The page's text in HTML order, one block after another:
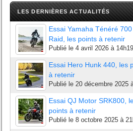
LES DERNIÈRES ACTUALITÉS
Essai Yamaha Ténéré
Raid, les points à retenir
Publié le 4 avril 2026 à 14h19
Essai Hero Hunk 440, les
à retenir
Publié le 20 décembre 2025
Essai QJ Motor SRK800,
points à retenir
Publié le 8 octobre 2025 à